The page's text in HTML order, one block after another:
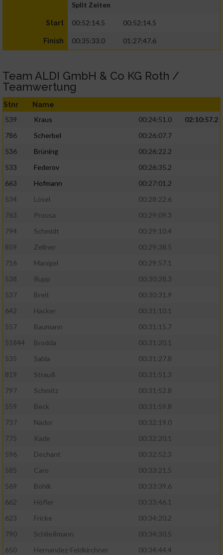
Split Zeiten
Start 00:52:14.5 00:52:14.5
Finish 00:35:33.0 01:27:47.6
Team ALDI GmbH & Co KG Roth /
Teamwertung
Stnr Name
539 Kraus 00:24:51.0
02:10:57.2
786
Scherbel
00:26:07.7
536
Brüning
00:26:22.2
533
Federov
00:26:35.2
663
Hofmann
00:27:01.2
534
Lösel
00:28:22.6
763
Prousa
00:29:09.3
794
Schmidt
00:29:10.4
859
Zellner
00:29:38.5
716
Manigel
00:29:57.1
538
Rupp
00:30:28.3
537
Breit
00:30:31.9
642
Hacker
00:31:10.1
557
Baumann
00:31:15.7
51844
Brodda
00:31:20.1
535
Sabla
00:31:27.8
819
Strauß
00:31:51.3
797
Schmitz
00:31:52.8
559
Beck
00:31:59.8
737
Nador
00:32:19.0
775
Kade
00:32:20.1
596
Dechant
00:32:52.3
585
Caro
00:33:21.5
569
Böhlk
00:33:39.6
662
Höfler
00:33:46.1
623
Fricke
00:34:20.2
790
Schließmann
00:34:30.5
650
Hernandez-Feldkirchner
00:34:44.4